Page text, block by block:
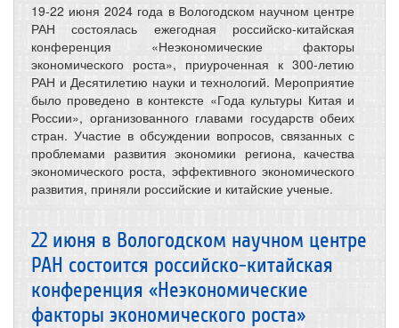
19-22 июня 2024 года в Вологодском научном центре
РАН состоялась ежегодная российско-китайская
конференция «Неэкономические факторы
экономического роста», приуроченная к 300-летию
РАН и Десятилетию науки и технологий. Мероприятие
было проведено в контексте «Года культуры Китая и
России», организованного главами государств обеих
стран. Участие в обсуждении вопросов, связанных с
проблемами развития экономики региона, качества
экономического роста, эффективного экономического
развития, приняли российские и китайские ученые.
22 июня в Вологодском научном центре
РАН состоится российско-китайская
конференция «Неэкономические
факторы экономического роста»